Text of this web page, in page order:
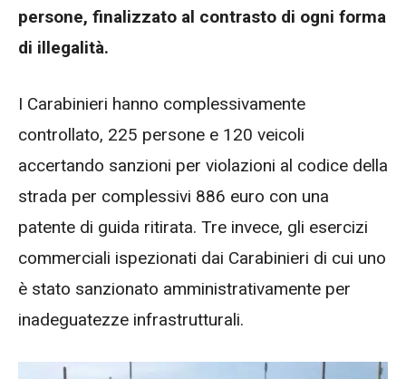
persone, finalizzato al contrasto di ogni forma
di illegalità.
I Carabinieri hanno complessivamente
controllato, 225 persone e 120 veicoli
accertando sanzioni per violazioni al codice della
strada per complessivi 886 euro con una
patente di guida ritirata. Tre invece, gli esercizi
commerciali ispezionati dai Carabinieri di cui uno
è stato sanzionato amministrativamente per
inadeguatezze infrastrutturali.